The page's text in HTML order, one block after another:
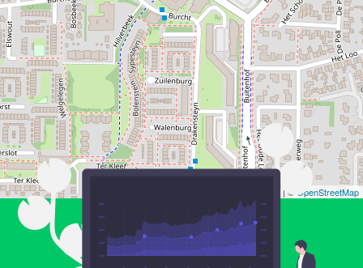
| © OpenStreetMap